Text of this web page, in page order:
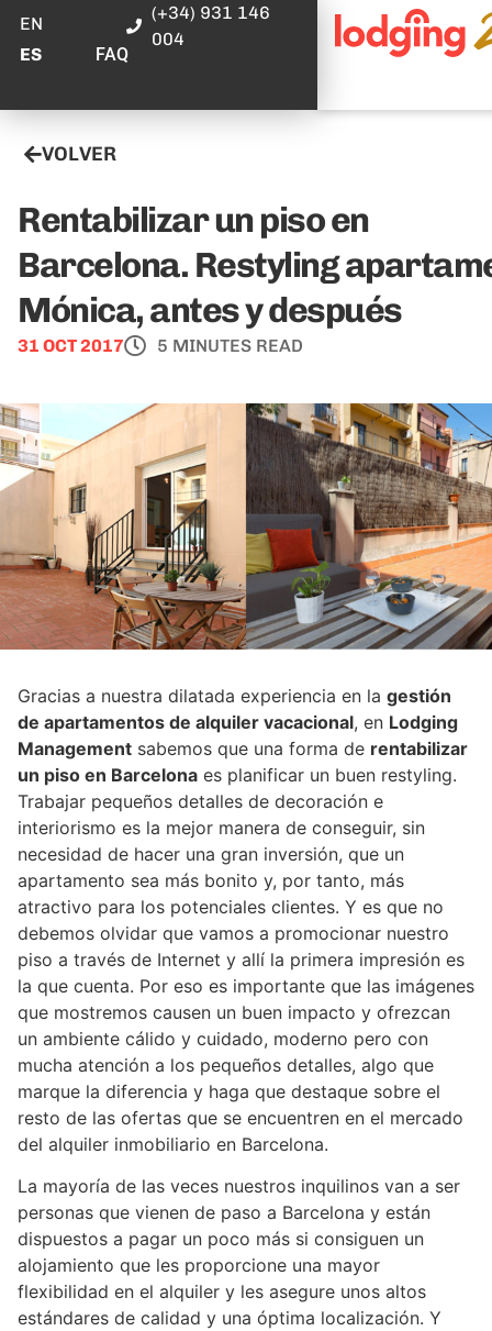
EN
ES
FAQ
(+34) 931 146
004
VOLVER
Rentabilizar un piso en
Barcelona. Restyling
Mónica, antes y después
31 OCT 2017 5 MINUTES READ
Gracias a nuestra dilatada experiencia en la gestión
de apartamentos de alquiler vacacional, en Lodging
Management sabemos que una forma de rentabilizar
un piso en Barcelona es planificar un buen restyling.
Trabajar pequeños detalles de decoración e
interiorismo es la mejor manera de conseguir, sin
necesidad de hacer una gran inversión, que un
apartamento sea más bonito y, por tanto, más
atractivo para los potenciales clientes. Y es que no
debemos olvidar que vamos a promocionar nuestro
piso a través de Internet y allí la primera impresión es
la que cuenta. Por eso es importante que las imágenes
que mostremos causen un buen impacto y ofrezcan
un ambiente cálido y cuidado, moderno pero con
mucha atención a los pequeños detalles, algo que
marque la diferencia y haga que destaque sobre el
resto de las ofertas que se encuentren en el mercado
del alquiler inmobiliario en Barcelona.
La mayoría de las veces nuestros inquilinos van a ser
personas que vienen de paso a Barcelona y están
dispuestos a pagar un poco más si consiguen un
alojamiento que les proporcione una mayor
flexibilidad en el alquiler y les asegure unos altos
estándares de calidad y una óptima localización. Y